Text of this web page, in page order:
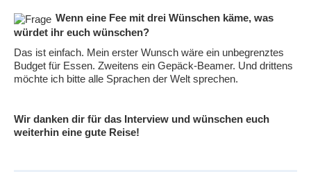
Wenn eine Fee mit drei Wünschen käme, was
würdet ihr euch wünschen?
Das ist einfach. Mein erster Wunsch wäre ein unbegrenztes
Budget für Essen. Zweitens ein Gepäck-Beamer. Und drittens
möchte ich bitte alle Sprachen der Welt sprechen.
Wir danken dir für das Interview und wünschen euch
weiterhin eine gute Reise!